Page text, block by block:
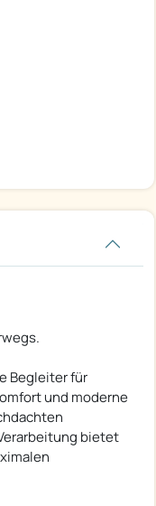
Begleiter für
und moderne
bietet